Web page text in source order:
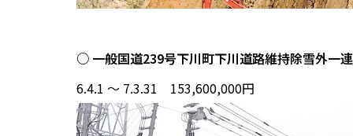
○ 一般国道239号下川町下川道路維持除雪外一
6.4.1 ～ 7.3.31 153,600,000円